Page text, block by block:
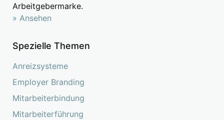
Arbeitgebermarke.
» Ansehen
Spezielle Themen
Anreizsysteme
Employer Branding
Mitarbeiterbindung
Mitarbeiterführung